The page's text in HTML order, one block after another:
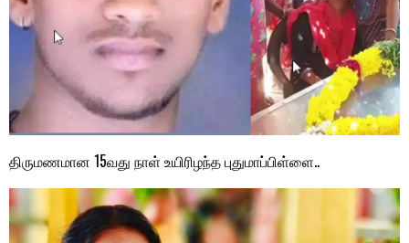
திருமணமான 15வது நாள் உயிரிழந்த புதுமாப்பிள்ளை..